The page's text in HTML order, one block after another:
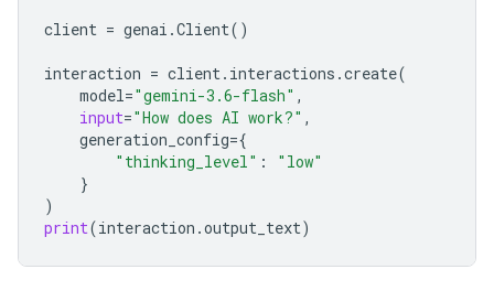
client = genai .Client()
interaction = client. interactions .create(
model="gemini-3.6-flash" ,
input="How does AI work?" ,
generation_config={
"thinking_level" :
"low"
}
)
print(interaction .output_text)